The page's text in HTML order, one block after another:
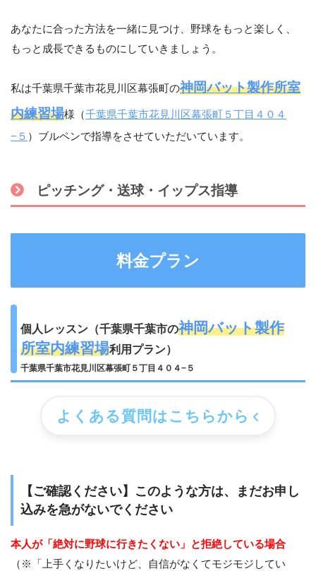
あなたに合った方法を一緒に見つけ、野球をもっと楽しく、
もっと成長できるものにしていきましょう。
私は千葉県千葉市花見川区幕張町の神岡バット製作所室
内練習場様（千葉県千葉市花見川区幕張町５丁目４０４
−５ ）ブルペンで指導をさせていただいています。
ピッチング・送球・イップス指導
料金プラン
個人レッスン（千葉県千葉市の神岡バット製作
所室内練習場利用プラン）
千葉県千葉市花見川区幕張町５丁目４０４−５
よくある質問はこちらから
【ご確認ください】このような方は、まだお申し
込みを急がないでください
本人が「絶対に野球に行きたくない」と拒絶している場合
（※「上手くなりたいけど、自信がなくてモジモジしてい